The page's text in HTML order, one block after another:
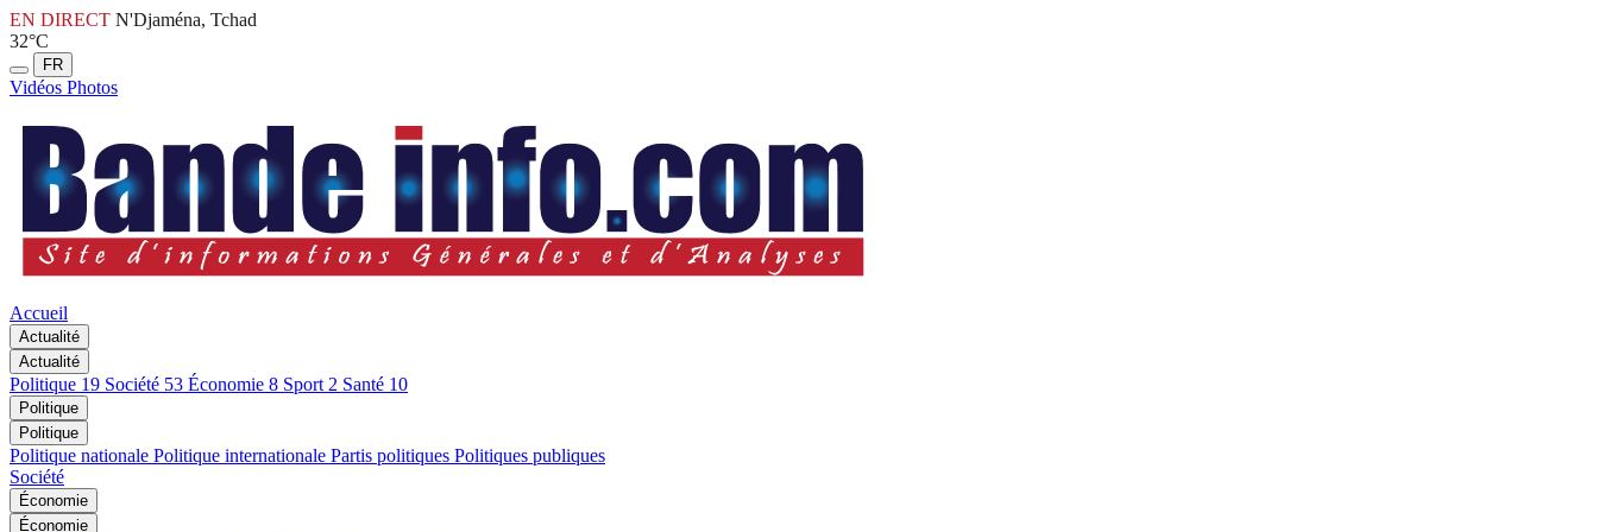
EN DIRECT N'Djaména, Tchad
32°C
FR
Vidéos Photos
Accueil
Actualité
Actualité
Politique 19 Société 53 Économie 8 Sport 2 Santé 10
Politique
Politique
Politique nationale Politique internationale Partis politiques Politiques publiques
Société
Économie
Économie